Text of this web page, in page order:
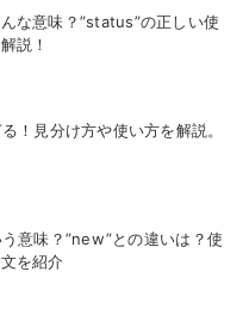
な意味？”status”の正しい使
説！
！見分け方や使い方を解説。
意味？”new”との違いは？使
を紹介